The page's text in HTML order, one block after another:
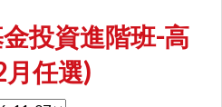
投資進階班-高
任選)